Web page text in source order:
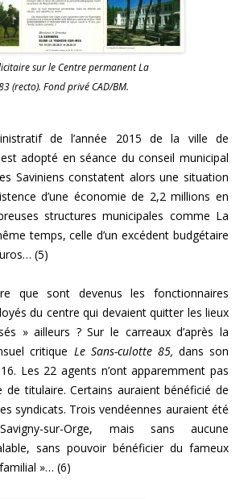
sur le Centre permanent La
(recto). Fond privé CAD/BM.
de l’année 2015 de la ville de
adopté en séance du conseil municipal
Saviniens constatent alors une situation
d’une économie de 2,2 millions en
structures municipales comme La
temps, celle d’un excédent budgétaire
(5)
que sont devenus les fonctionnaires
du centre qui devaient quitter les lieux
» ailleurs ? Sur le carreaux d’après la
critique Le Sans-culotte 85, dans son
Les 22 agents n’ont apparemment pas
titulaire. Certains auraient bénéficié de
syndicats. Trois vendéennes auraient été
sur-Orge, mais sans aucune
sans pouvoir bénéficier du fameux
»… (6)